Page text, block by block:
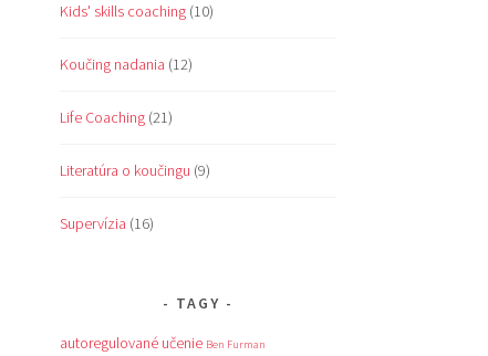
Kids' skills coaching (10)
Koučing nadania (12)
Life Coaching (21)
Literatúra o koučingu (9)
Supervízia (16)
TAGY
autoregulované učenie Ben Furman